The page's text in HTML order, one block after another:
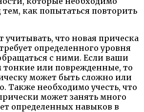
тем, как попытаться повторить
учитывать, что новая прическа
определенного уровня
с ними. Если ваши
или поврежденные, то
может быть сложно или
Также необходимо учесть, что
может занять много
определенных навыков в